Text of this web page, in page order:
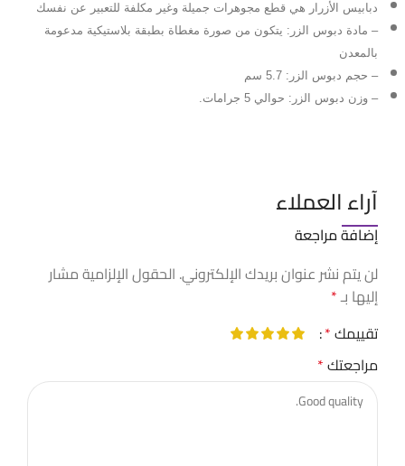
دبابيس الأزرار هي قطع مجوهرات جميلة وغير مكلفة للتعبير عن نفسك
– مادة دبوس الزر: يتكون من صورة مغطاة بطبقة بلاستيكية مدعومة
بالمعدن
– حجم دبوس الزر: 5.7 سم
– وزن دبوس الزر: حوالي 5 جرامات.
آراء العملاء
إضافة مراجعة
لن يتم نشر عنوان بريدك الإلكتروني. الحقول الإلزامية مشار
إليها بـ*
تقييمك*
مراجعتك*